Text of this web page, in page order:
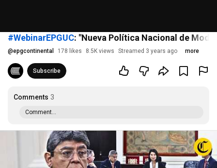
#WebinarEPGUC: "Nueva Política Nacional de
@epgcontinental 178 likes 8.5K views Streamed 3 years ago more
Subscribe
Comments 3
Comment...